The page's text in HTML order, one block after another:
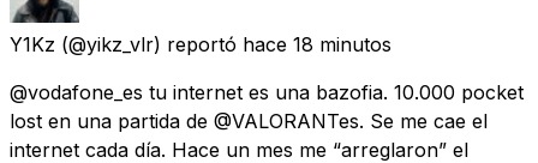
Y1Kz (@yikz_vlr) reportó hace 18 minutos
@vodafone_es tu internet es una bazofia. 10.000 pocket
lost en una partida de @VALORANTes. Se me cae el
internet cada día. Hace un mes me “arreglaron” el